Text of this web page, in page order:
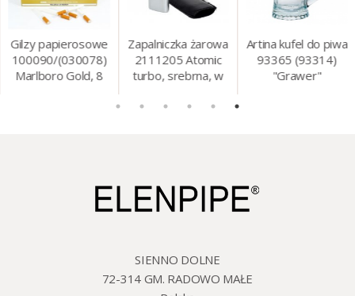
Gilzy papierosowe
100090/(030078)
Marlboro Gold, 8
Zapalniczka żarowa
2111205 Atomic
turbo, srebrna, w
Artina kufel do piwa
93365 (93314)
"Grawer"
SIENNO DOLNE
72-314 GM. RADOWO MAŁE